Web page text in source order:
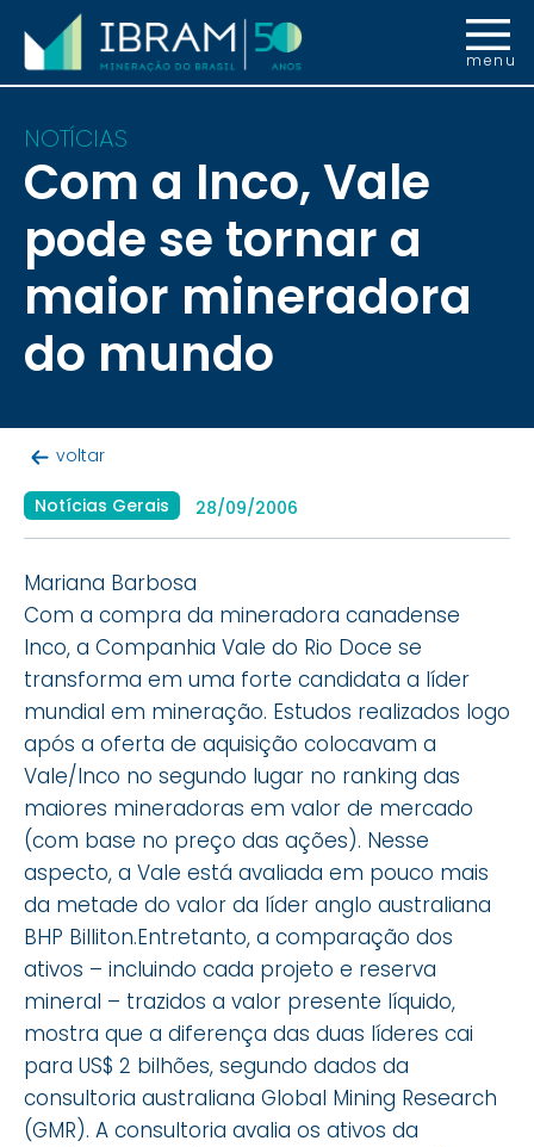
menu
NOTÍCIAS
Com a Inco, Vale
pode se tornar a
maior mineradora
do mundo
voltar
Notícias Gerais 28/09/2006
Mariana Barbosa
Com a compra da mineradora canadense
Inco, a Companhia Vale do Rio Doce se
transforma em uma forte candidata a líder
mundial em mineração. Estudos realizados logo
após a oferta de aquisição colocavam a
Vale/Inco no segundo lugar no ranking das
maiores mineradoras em valor de mercado
(com base no preço das ações). Nesse
aspecto, a Vale está avaliada em pouco mais
da metade do valor da líder anglo australiana
BHP Billiton.Entretanto, a comparação dos
ativos – incluindo cada projeto e reserva
mineral – trazidos a valor presente líquido,
mostra que a diferença das duas líderes cai
para US$ 2 bilhões, segundo dados da
consultoria australiana Global Mining Research
(GMR). A consultoria avalia os ativos da